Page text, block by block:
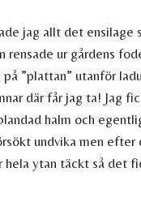
jag allt det ensilage
rensade ur gårdens
”plattan” utanför
där får jag ta! Jag
halm och
undvika men efter
hela ytan täckt så det